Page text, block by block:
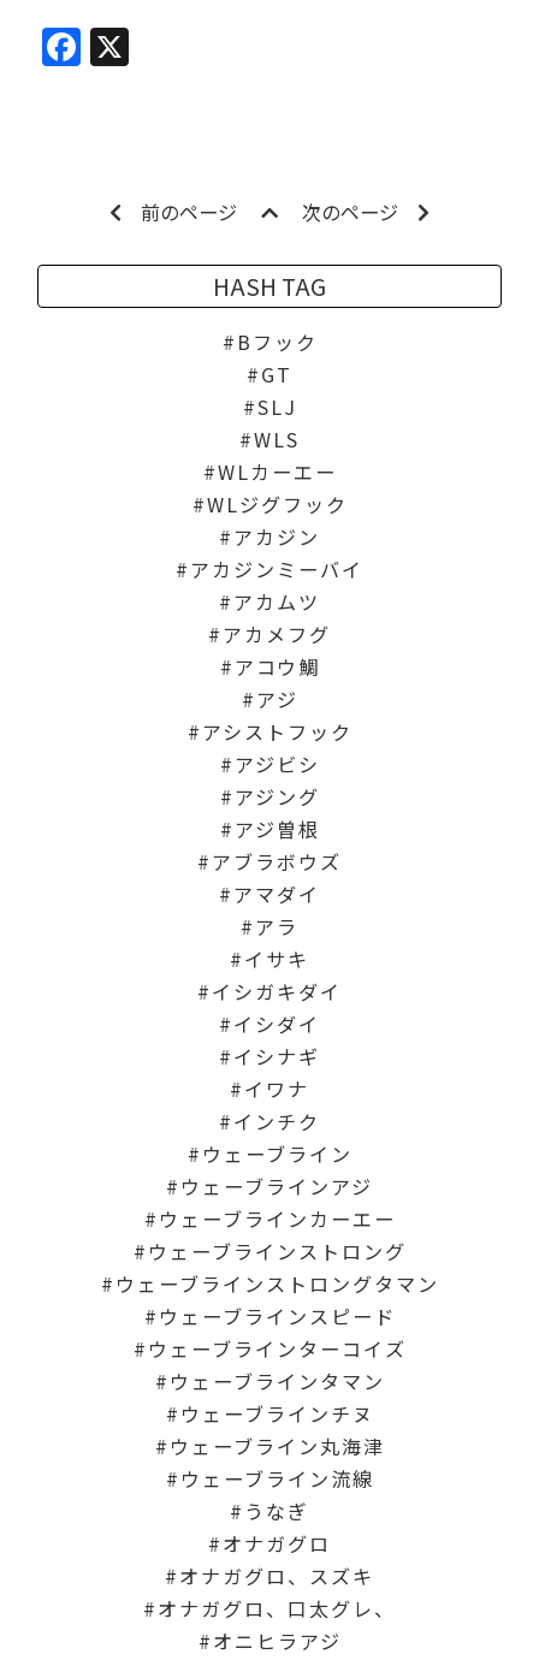
Facebook
前のページ 次のページ
HASH TAG
Bフック
GT
SLJ
WLS
WLカーエー
WLジグフック
アカジン
アカジンミーバイ
アカムツ
アカメフグ
アコウ鯛
アジ
アシストフック
アジビシ
アジング
アジ曽根
アブラボウズ
アマダイ
アラ
イサキ
イシガキダイ
イシダイ
イシナギ
イワナ
インチク
ウェーブライン
ウェーブラインアジ
ウェーブラインカーエー
ウェーブラインストロング
ウェーブラインストロングタマン
ウェーブラインスピード
ウェーブラインターコイズ
ウェーブラインタマン
ウェーブラインチヌ
ウェーブライン丸海津
ウェーブライン流線
うなぎ
オナガグロ
オナガグロ、スズキ
オナガグロ、口太グレ、
オニヒラアジ